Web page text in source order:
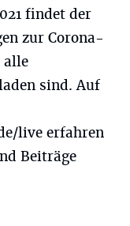
findet der
zur Corona-
alle
sind. Auf
live erfahren
Beiträge